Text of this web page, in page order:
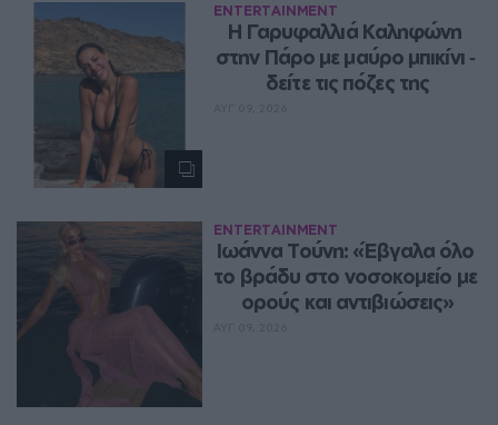
ENTERTAINMENT
Η Γαρυφαλλιά Καληφώνη
στην Πάρο με μαύρο μπικίνι ‑
δείτε τις πόζες της
ENTERTAINMENT
Ιωάννα Τούνη: «Έβγαλα όλο
το βράδυ στο νοσοκομείο με
ορούς και αντιβιώσεις»